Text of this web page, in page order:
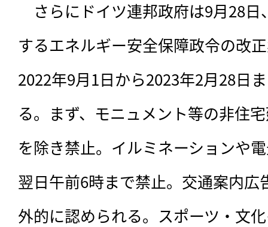
さらにドイツ連邦政府は9月28日
するエネルギー安全保障政令の改
2022年9月1日から2023年2月28日
る。まず、モニュメント等の非住
を除き禁止。イルミネーションや
翌日午前6時まで禁止。交通案内
外的に認められる。スポーツ・文